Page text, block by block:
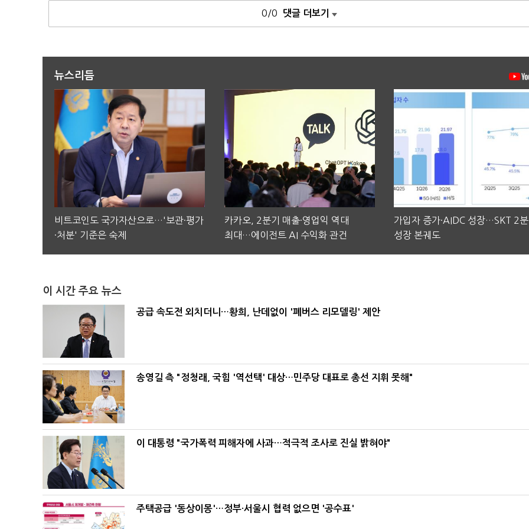
0/0 댓글 더보기
뉴스리듬
비트코인도 국가자산으로…'보관·평가
·처분' 기준은 숙제
카카오, 2분기 매출·영업익 역대
최대…에이전트 AI 수익화 관건
가입자 증가·AIDC 성장…SKT 2
성장 본궤도
이 시간 주요 뉴스
공급 속도전 외치더니…황희, 난데없이 '폐버스 리모델링' 제안
송영길 측 "정청래, 국힘 '역선택' 대상…민주당 대표로 총선 지휘 못해"
이 대통령 "국가폭력 피해자에 사과…적극적 조사로 진실 밝혀야"
주택공급 '동상이몽'…정부·서울시 협력 없으면 '공수표'